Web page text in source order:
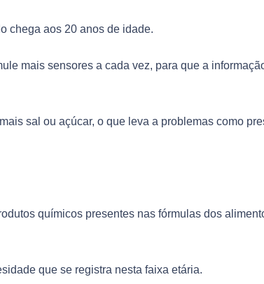
chega aos 20 anos de idade.
mais sensores a cada vez, para que a
sal ou açúcar, o que leva a problemas como
químicos presentes nas fórmulas dos
que se registra nesta faixa etária.